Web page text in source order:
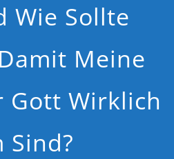
Wie Sollte
Meine
Gott Wirklich
Sind?